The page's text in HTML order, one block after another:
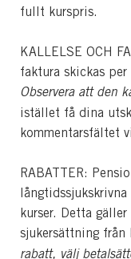
fullt kurspris.
KALLELSE OCH
faktura skickas
Observera att den
istället få dina
kommentarsfältet
RABATTER:
kurser. Detta
sjukersättning från
rabatt, välj